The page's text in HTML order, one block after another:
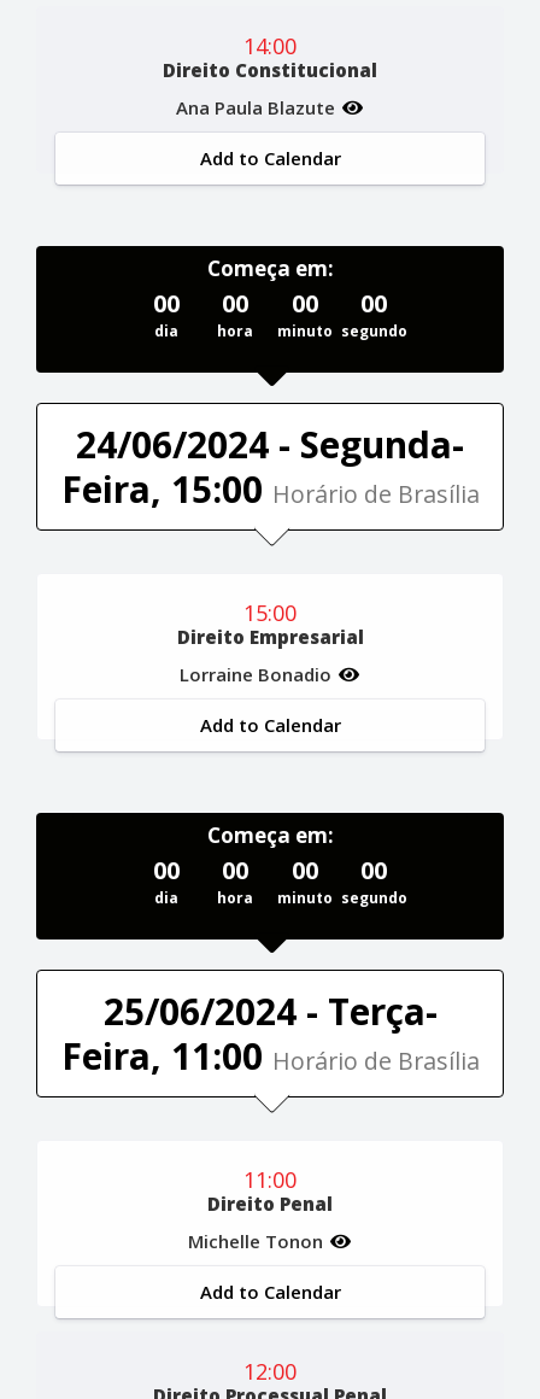
14:00
Direito Constitucional
Ana Paula Blazute
Add to Calendar
Começa em:
00
dia
00
hora
00
minuto
00
segundo
24/06/2024 - Segunda-
Feira, 15:00 Horário de Brasília
15:00
Direito Empresarial
Lorraine Bonadio
Add to Calendar
Começa em:
00
dia
00
hora
00
minuto
00
segundo
25/06/2024 - Terça-
Feira, 11:00 Horário de Brasília
11:00
Direito Penal
Michelle Tonon
Add to Calendar
12:00